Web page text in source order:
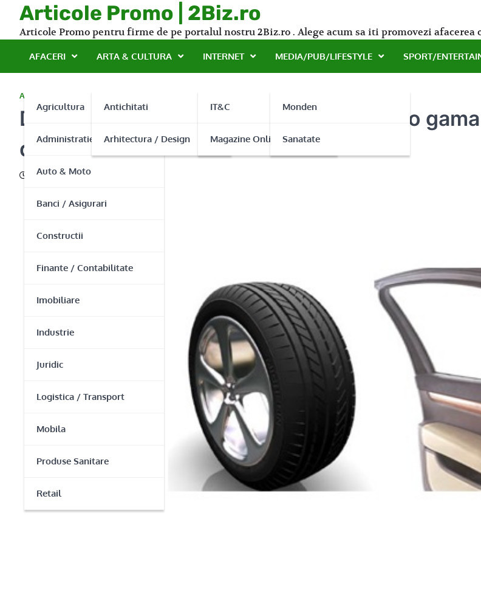
content
Articole Promo | 2Biz.ro
Articole Promo pentru firme de pe portalul nostru 2Biz.ro . Alege acum sa iti promovezi afacerea
AFACERI
Agricultura
Administratie Publica
Auto & Moto
Banci / Asigurari
Constructii
Finante / Contabilitate
Imobiliare
Industrie
Juridic
Logistica / Transport
Mobila
Produse Sanitare
Retail
ARTA & CULTURA
Antichitati
Arhitectura / Design
INTERNET
IT&C
Magazine Online
MEDIA/PUB/LIFESTYLE
Monden
Sanatate
SPORT/
AUTO & MOTO
Dany’s Electric Workshop – Alege dintr-o
dezmembrari!
24/02/2014